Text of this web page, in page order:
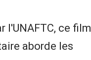
l'UNAFTC, ce film
aborde les